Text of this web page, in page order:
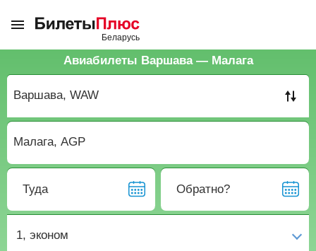
Авиабилеты Варшава — Малага
Туда Обратно?
1, эконом